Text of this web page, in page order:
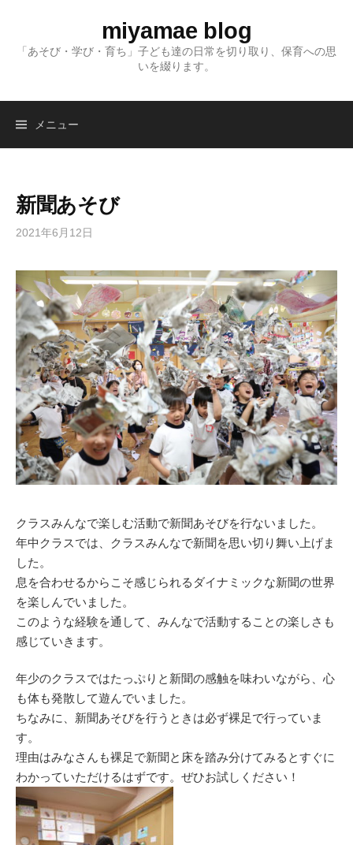
キ
miyamae blog
「あそび・学び・育ち」子ども達の日常を切り取り、保育への思
いを綴ります。
メニュー
新聞あそび
2021年6月12日
クラスみんなで楽しむ活動で新聞あそびを行ないました。
年中クラスでは、クラスみんなで新聞を思い切り舞い上げま
した。
息を合わせるからこそ感じられるダイナミックな新聞の世界
を楽しんでいました。
このような経験を通して、みんなで活動することの楽しさも
感じていきます。
年少のクラスではたっぷりと新聞の感触を味わいながら、心
も体も発散して遊んでいました。
ちなみに、新聞あそびを行うときは必ず裸足で行っていま
す。
理由はみなさんも裸足で新聞と床を踏み分けてみるとすぐに
わかっていただけるはずです。ぜひお試しください！